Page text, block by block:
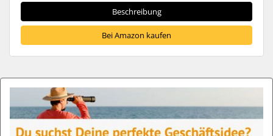
Beschreibung
Bei Amazon kaufen